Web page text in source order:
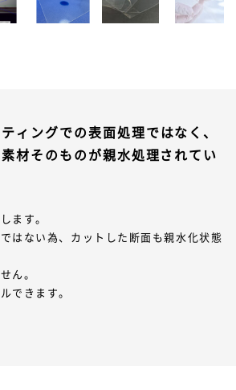
ィングでの表面処理ではなく、
材そのものが親水処理されてい
ます。
はない為、カットした断面も親水化状態
ん。
できます。